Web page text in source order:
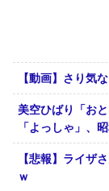
【動画】さり気
美空ひばり「お
「よっしゃ」、
【悲報】ライザ
ｗ